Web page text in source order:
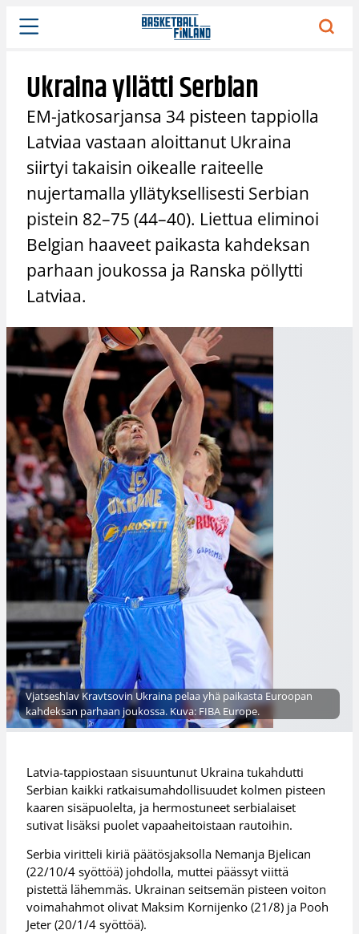
Siirry
sisältöön
Ukraina yllätti Serbian
EM-jatkosarjansa 34 pisteen tappiolla
Latviaa vastaan aloittanut Ukraina
siirtyi takaisin oikealle raiteelle
nujertamalla yllätyksellisesti Serbian
pistein 82–75 (44–40). Liettua eliminoi
Belgian haaveet paikasta kahdeksan
parhaan joukossa ja Ranska pöllytti
Latviaa.
Vjatseshlav Kravtsovin Ukraina pelaa yhä paikasta Euroopan
kahdeksan parhaan joukossa. Kuva: FIBA Europe.
Latvia-tappiostaan sisuuntunut Ukraina tukahdutti
Serbian kaikki ratkaisumahdollisuudet kolmen pisteen
kaaren sisäpuolelta, ja hermostuneet serbialaiset
sutivat lisäksi puolet vapaaheitoistaan rautoihin.
Serbia viritteli kiriä päätösjaksolla Nemanja Bjelican
(22/10/4 syöttöä) johdolla, muttei päässyt viittä
pistettä lähemmäs. Ukrainan seitsemän pisteen voiton
voimahahmot olivat Maksim Kornijenko (21/8) ja Pooh
Jeter (20/1/4 syöttöä).